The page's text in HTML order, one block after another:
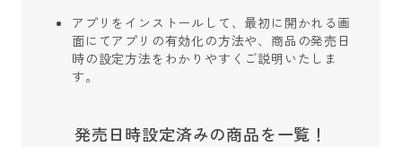
アプリをインストールして、最初に開かれる画
面にてアプリの有効化の方法や、商品の発売日
時の設定方法をわかりやすくご説明いたしま
す。
発売日時設定済みの商品を一覧！